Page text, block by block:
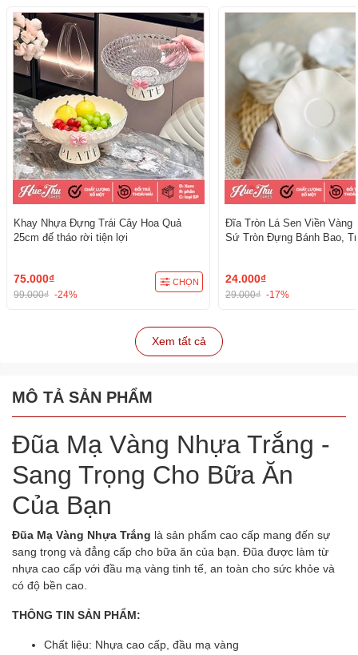
Khay Nhựa Đựng Trái Cây Hoa Quả
25cm đế tháo rời tiện lợi
75.000₫
99.000₫ -24%
CHỌN
Đĩa Tròn Lá Sen Viền Vàng
Sứ Tròn Đựng Bánh Bao,
24.000₫
29.000₫ -17%
Xem tất cả
MÔ TẢ SẢN PHẨM
Đũa Mạ Vàng Nhựa Trắng -
Sang Trọng Cho Bữa Ăn
Của Bạn
Đũa Mạ Vàng Nhựa Trắng là sản phẩm cao cấp mang đến sự
sang trọng và đẳng cấp cho bữa ăn của bạn. Đũa được làm từ
nhựa cao cấp với đầu mạ vàng tinh tế, an toàn cho sức khỏe và
có độ bền cao.
THÔNG TIN SẢN PHẨM:
Chất liệu: Nhựa cao cấp, đầu mạ vàng